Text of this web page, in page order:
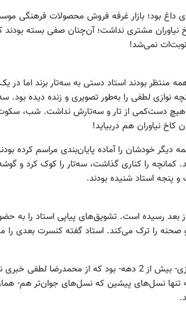
داغ بود؛ بازار غرفه فروش محصولات فرهنگی
نیاوران مشتری نداشت؛ آن‌چنان صفی بسته
نمی‌شد!
منتظر بودند استاد دستی به سه‌تار بزند اما در
نوازی لطفی را به‌طور تصویری و زنده دیده
هیچ دست‌کمی از تار و سه‌تارش نداشت. شب،
نیاوران هم دربیاید!
خودشان را آماده پایان‌بندی مراسم کرده
کمانچه را کناری گذاشت، سه‌تار را کوک کرد و
پنجه استاد شنیده بودند.
بعد رسیده است. تشویق‌های پیاپی استاد را به
را ترک می‌کند. استاد گفته کنسرت بعدی را
تا همین یک هفته پیش سالیان درازی- بیش از 2 دهه- بود که از
تنها نسل‌های پیشین که نسل‌های جوان‌تر هم-